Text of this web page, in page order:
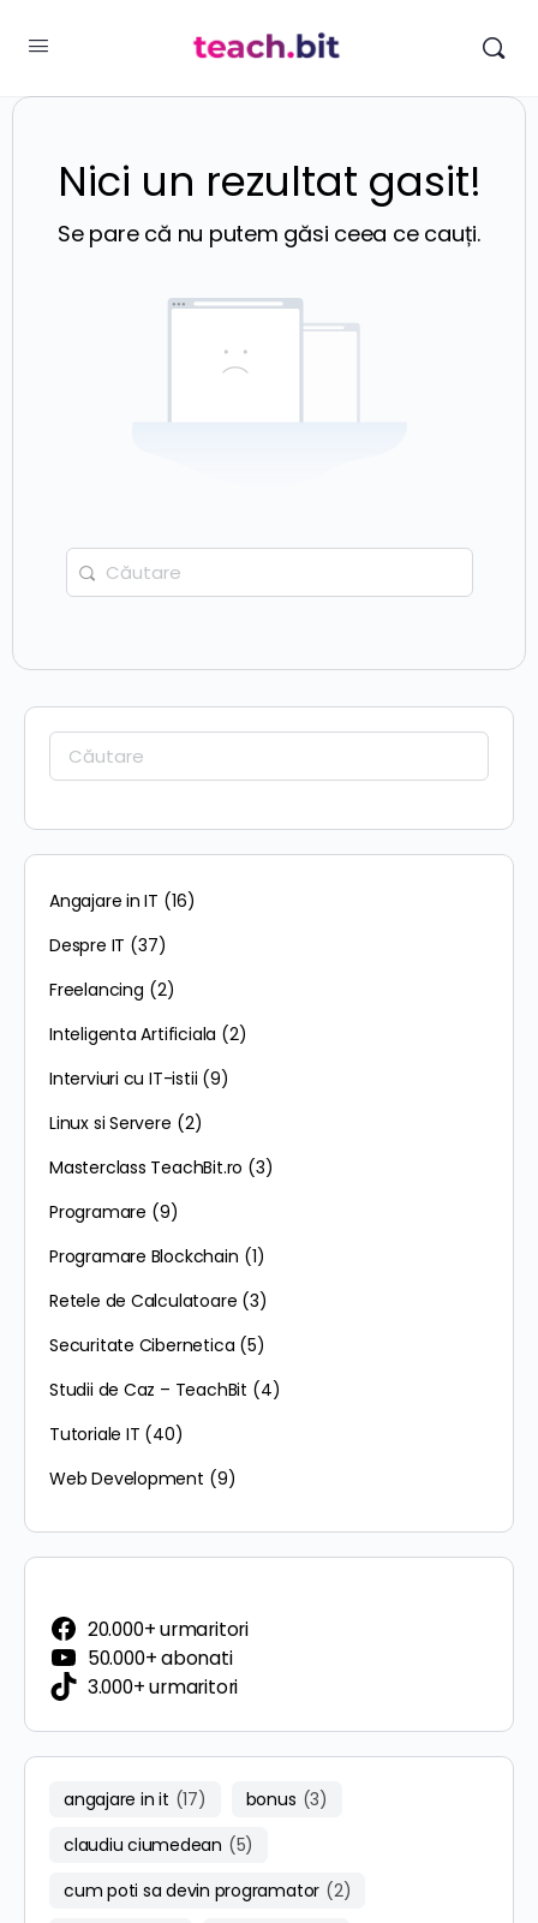
Nici un rezultat gasit!
Se pare că nu putem găsi ceea ce cauți.
Caută:
Caută:
Angajare in IT (16)
Despre IT (37)
Freelancing (2)
Inteligenta Artificiala (2)
Interviuri cu IT-istii (9)
Linux si Servere (2)
Masterclass TeachBit.ro (3)
Programare (9)
Programare Blockchain (1)
Retele de Calculatoare (3)
Securitate Cibernetica (5)
Studii de Caz – TeachBit (4)
Tutoriale IT (40)
Web Development (9)
20.000+ urmaritori
50.000+ abonati
3.000+ urmaritori
angajare in it (17) bonus (3)
claudiu ciumedean (5)
cum poti sa devin programator (2)